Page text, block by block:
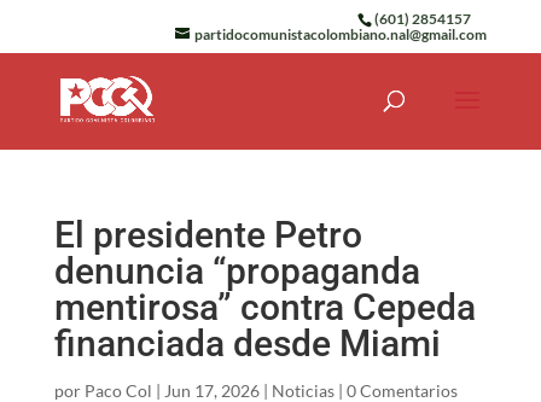
(601) 2854157
partidocomunistacolombiano.nal@gmail.com
El presidente Petro
denuncia “propaganda
mentirosa” contra Cepeda
financiada desde Miami
por Paco Col | Jun 17, 2026| Noticias| 0 Comentarios